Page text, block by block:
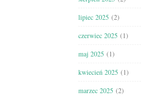
lipiec 2025 (2)
czerwiec 2025 (1)
maj 2025 (1)
kwiecień 2025 (1)
marzec 2025 (2)